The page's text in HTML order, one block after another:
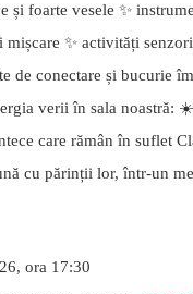
și foarte vesele ✨
mișcare ✨ activități
de conectare și bucurie
verii în sala
care rămân în suflet
cu părinții lor, într-un
ora 17:30